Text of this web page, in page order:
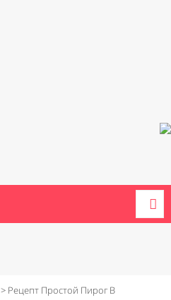
> Рецепт Простой Пирог В